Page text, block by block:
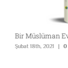
Bir Müslüman
Şubat 18th, 2021 | 0